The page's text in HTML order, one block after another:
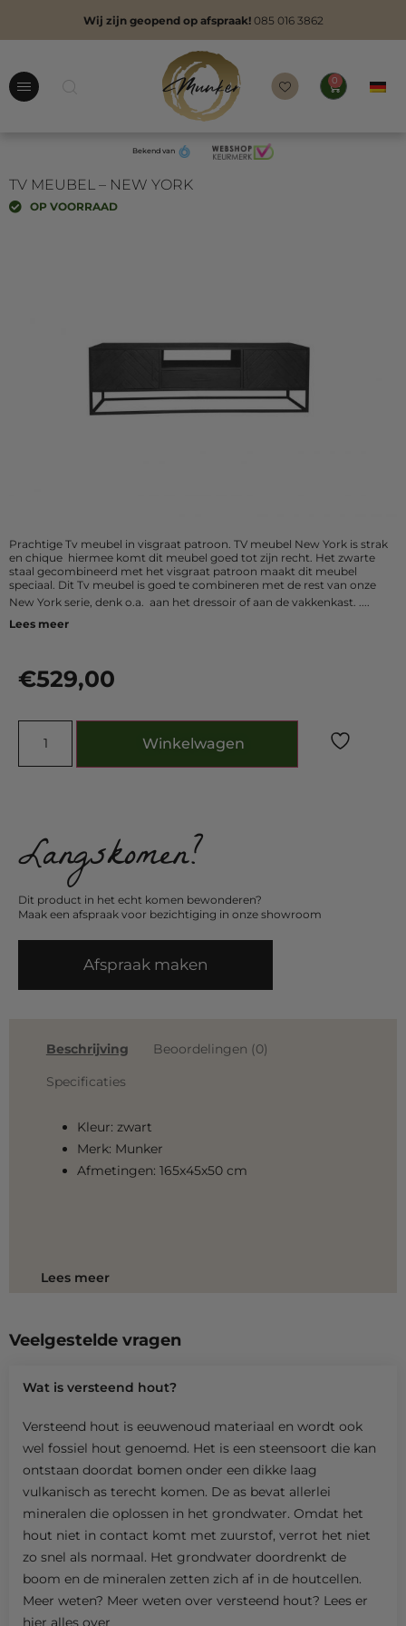
Wij zijn geopend op afspraak! 085 016 3862
0
Bekend van
TV MEUBEL – NEW YORK
OP VOORRAAD
Prachtige Tv meubel in visgraat patroon. TV meubel New York is strak
en chique hiermee komt dit meubel goed tot zijn recht. Het zwarte
staal gecombineerd met het visgraat patroon maakt dit meubel
speciaal. Dit Tv meubel is goed te combineren met de rest van onze
New York serie, denk o.a. aan het dressoir of aan de vakkenkast. ....
Lees meer
€529,00
Winkelwagen
Langskomen?
Dit product in het echt komen bewonderen?
Maak een afspraak voor bezichtiging in onze showroom
Afspraak maken
Beschrijving Beoordelingen (0)
Specificaties
Kleur: zwart
Merk: Munker
Afmetingen: 165x45x50 cm
Lees meer
Veelgestelde vragen
Wat is versteend hout?
Versteend hout is eeuwenoud materiaal en wordt ook
wel fossiel hout genoemd. Het is een steensoort die kan
ontstaan doordat bomen onder een dikke laag
vulkanisch as terecht komen. De as bevat allerlei
mineralen die oplossen in het grondwater. Omdat het
hout niet in contact komt met zuurstof, verrot het niet
zo snel als normaal. Het grondwater doordrenkt de
boom en de mineralen zetten zich af in de houtcellen.
Meer weten? Meer weten over versteend hout? Lees er
hier alles over